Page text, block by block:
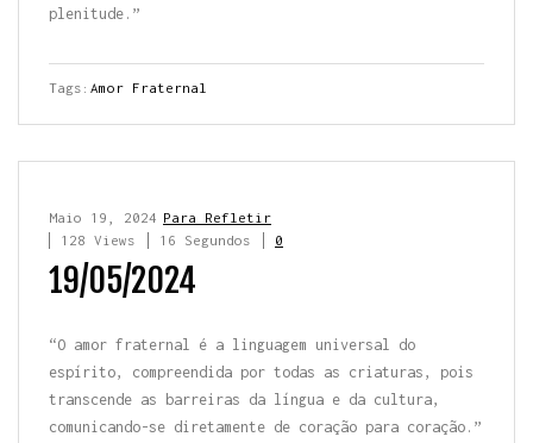
plenitude.”
Tags: Amor Fraternal
Para Refletir
Maio 19, 2024
128 Views
16 Segundos 0
19/05/2024
“O amor fraternal é a linguagem universal do
espírito, compreendida por todas as criaturas, pois
transcende as barreiras da língua e da cultura,
comunicando-se diretamente de coração para coração.”